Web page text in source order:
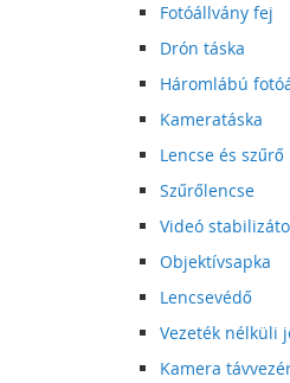
Fotóállvány fej
Drón táska
Háromlábú
Kameratáska
Lencse és szűrő
Szűrőlencse
Videó
Objektívsapka
Lencsevédő
Vezeték nélküli
Kamera